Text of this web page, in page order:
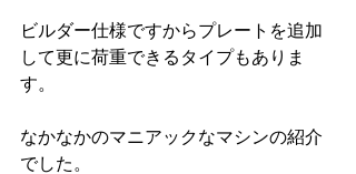
ビルダー仕様ですからプレートを追加
して更に荷重できるタイプもありま
す。
なかなかのマニアックなマシンの紹介
でした。